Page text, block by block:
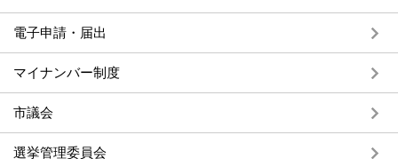
電子申請・届出
マイナンバー制度
市議会
選挙管理委員会